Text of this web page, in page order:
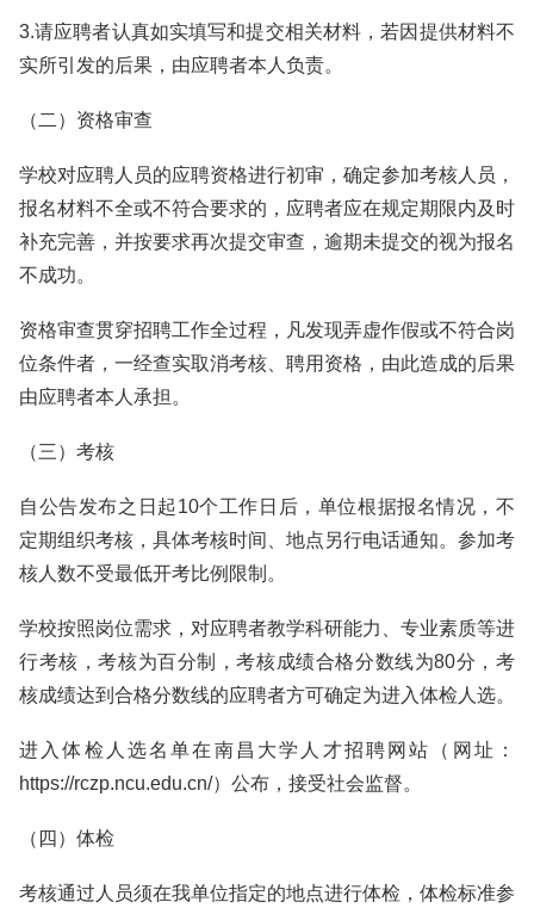
3.请应聘者认真如实填写和提交相关材料，若因提供材料不
实所引发的后果，由应聘者本人负责。
（二）资格审查
学校对应聘人员的应聘资格进行初审，确定参加考核人员，
报名材料不全或不符合要求的，应聘者应在规定期限内及时
补充完善，并按要求再次提交审查，逾期未提交的视为报名
不成功。
资格审查贯穿招聘工作全过程，凡发现弄虚作假或不符合岗
位条件者，一经查实取消考核、聘用资格，由此造成的后果
由应聘者本人承担。
（三）考核
自公告发布之日起10个工作日后，单位根据报名情况，不
定期组织考核，具体考核时间、地点另行电话通知。参加考
核人数不受最低开考比例限制。
学校按照岗位需求，对应聘者教学科研能力、专业素质等进
行考核，考核为百分制，考核成绩合格分数线为80分，考
核成绩达到合格分数线的应聘者方可确定为进入体检人选。
进入体检人选名单在南昌大学人才招聘网站（网址：
https://rczp.ncu.edu.cn/）公布，接受社会监督。
（四）体检
考核通过人员须在我单位指定的地点进行体检，体检标准参